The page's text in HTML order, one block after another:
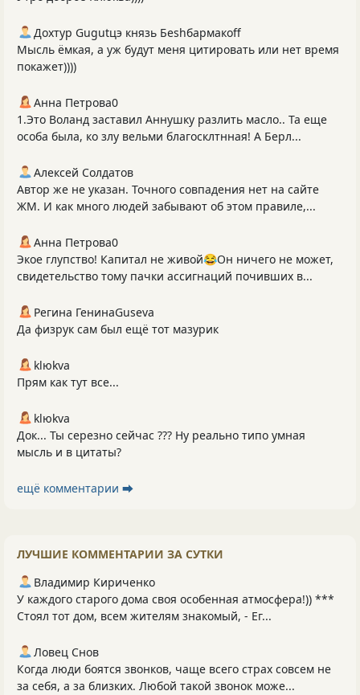
Дохтур Gugutцэ князь Беshбармакоff
Мысль ёмкая, а уж будут меня цитировать или нет время
покажет))))
Анна Петрова0
1.Это Воланд заставил Аннушку разлить масло.. Та еще
особа была, ко злу вельми благосклтнная! А Берл...
Алексей Солдатов
Автор же не указан. Точного совпадения нет на сайте
ЖМ. И как много людей забывают об этом правиле,...
Анна Петрова0
Экое глупство! Капитал не живой😂Он ничего не может,
свидетельство тому пачки ассигнаций почивших в...
Регина ГенинаGuseva
Да физрук сам был ещё тот мазурик
klюkva
Прям как тут все...
klюkva
Док... Ты серезно сейчас ??? Ну реально типо умная
мысль и в цитаты?
ещё комментарии ⮕
ЛУЧШИЕ КОММЕНТАРИИ ЗА СУТКИ
Владимир Кириченко
У каждого старого дома своя особенная атмосфера!)) ***
Стоял тот дом, всем жителям знакомый, - Ег...
Ловец Снов
Когда люди боятся звонков, чаще всего страх совсем не
за себя, а за близких. Любой такой звонок може...